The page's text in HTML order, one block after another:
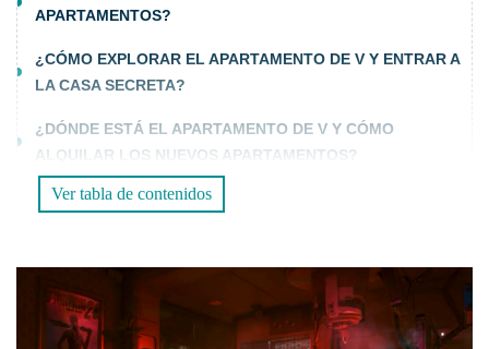
APARTAMENTOS?
¿CÓMO EXPLORAR EL APARTAMENTO DE V Y ENTRAR A
LA CASA SECRETA?
¿DÓNDE ESTÁ EL APARTAMENTO DE V Y CÓMO
ALQUILAR LOS NUEVOS APARTAMENTOS?
¿DÓNDE ENCONTRAR EL MAPA COMPLETO DE NIGHT
¿CUÁLES SON LAS MEJORAS Y PRECIOS DE LOS PISOS
EN EL JUEGO?
PREGUNTAS FRECUENTES (FAQS)
Ver tabla de contenidos